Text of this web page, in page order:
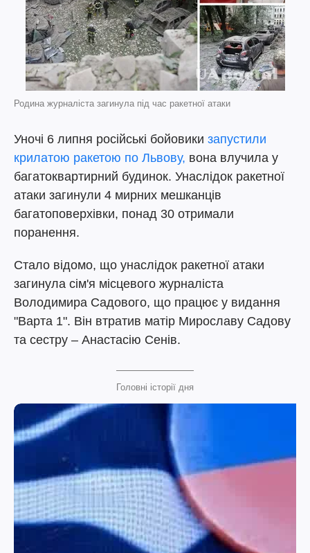
Родина журналіста загинула під час ракетної атаки
Уночі 6 липня російські бойовики запустили
крилатою ракетою по Львову, вона влучила у
багатоквартирний будинок. Унаслідок ракетної
атаки загинули 4 мирних мешканців
багатоповерхівки, понад 30 отримали
поранення.
Стало відомо, що унаслідок ракетної атаки
загинула сім'я місцевого журналіста
Володимира Садового, що працює у видання
"Варта 1". Він втратив матір Мирославу Садову
та сестру – Анастасію Сенів.
Головні історії дня